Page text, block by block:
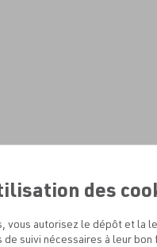
des
vous autorisez le dépôt et la
de suivi nécessaires à leur bon